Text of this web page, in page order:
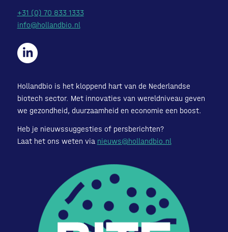
+31 (0) 70 833 1333
info@hollandbio.nl
Hollandbio is het kloppend hart van de Nederlandse
biotech sector. Met innovaties van wereldniveau geven
we gezondheid, duurzaamheid en economie een boost.
Heb je nieuwssuggesties of persberichten?
Laat het ons weten via nieuws@hollandbio.nl